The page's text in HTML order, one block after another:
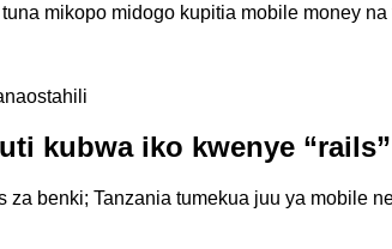
mikopo midogo kupitia mobile money
kubwa iko kwenye
benki; Tanzania tumekua juu ya mobile